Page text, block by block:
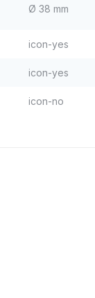
Ø 38 mm
icon-yes
icon-yes
icon-no